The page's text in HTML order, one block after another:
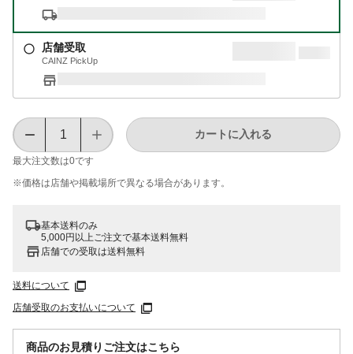
店舗受取
CAINZ PickUp
最大注文数は0です
カートに入れる
※価格は​店舗や​掲載場所で​異なる​場合が​あります。
基本送料のみ
5,000円以上ご注文で基本送料無料
店舗での受取は送料無料
送料について
店舗受取のお支払いについて
商品のお見積りご注文はこちら